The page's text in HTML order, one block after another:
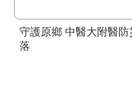
守護原鄉 中醫大附醫
落